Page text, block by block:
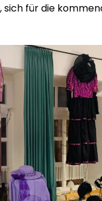
sich für die